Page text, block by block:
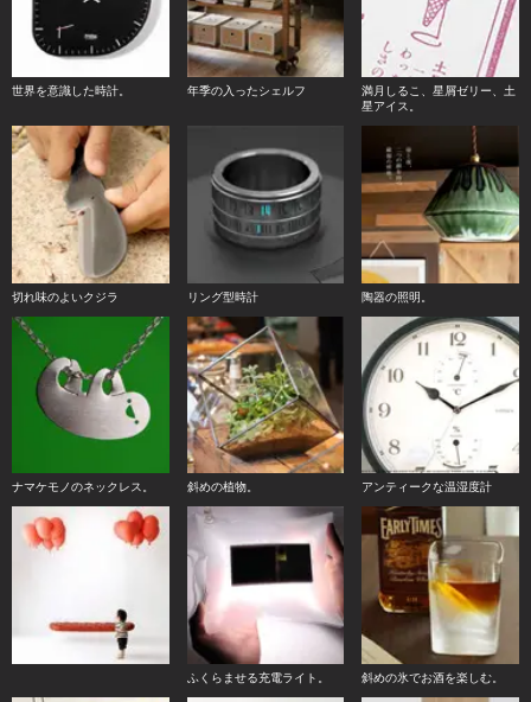
世界を意識した時計。 年季の入ったシェルフ
満月しるこ、星屑ゼリー、土
星アイス。
切れ味のよいクジラ リング型時計 陶器の照明。
ナマケモノのネックレス。 斜めの植物。 アンティークな温湿度計
ふくらませる充電ライト。 斜めの氷でお酒を楽しむ。